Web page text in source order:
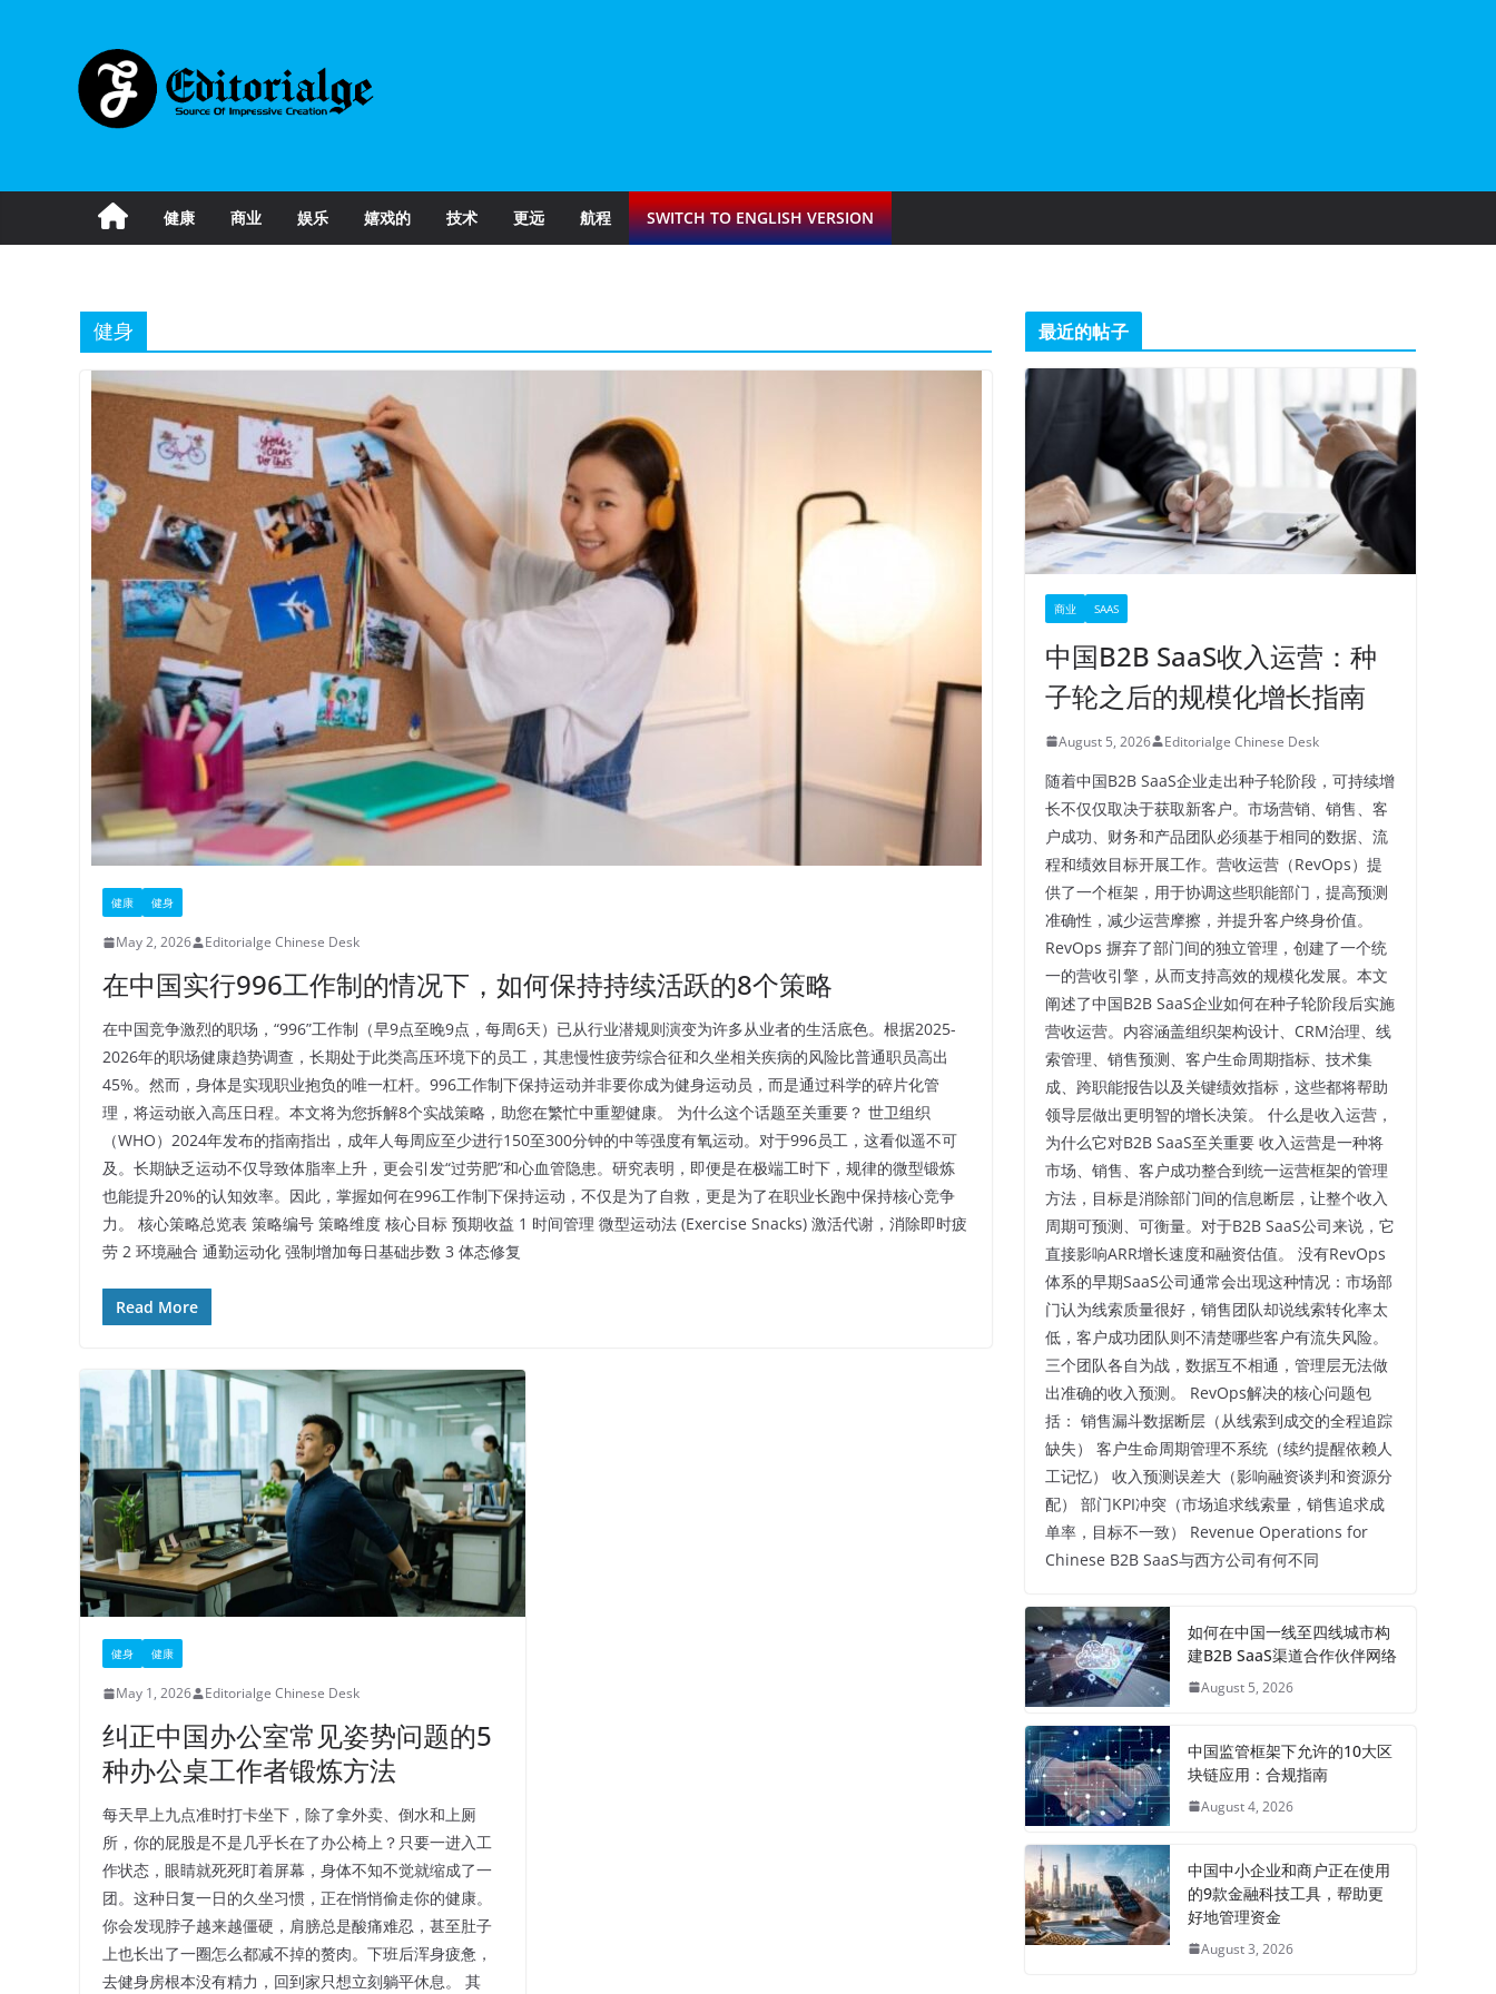
健康 商业 娱乐 嬉戏的 技术 更远 航程 SWITCH TO ENGLISH VERSION
健身
健康 健身
May 2, 2026 Editorialge Chinese Desk
在中国实行996工作制的情况下，如何保持持续活跃的8个策略
在中国竞争激烈的职场，“996”工作制（早9点至晚9点，每周6天）已从行业潜规则演变为许多从业者的生活底色。根据2025-
2026年的职场健康趋势调查，长期处于此类高压环境下的员工，其患慢性疲劳综合征和久坐相关疾病的风险比普通职员高出
45%。然而，身体是实现职业抱负的唯一杠杆。996工作制下保持运动并非要你成为健身运动员，而是通过科学的碎片化管
理，将运动嵌入高压日程。本文将为您拆解8个实战策略，助您在繁忙中重塑健康。 为什么这个话题至关重要？ 世卫组织
（WHO）2024年发布的指南指出，成年人每周应至少进行150至300分钟的中等强度有氧运动。对于996员工，这看似遥不可
及。长期缺乏运动不仅导致体脂率上升，更会引发“过劳肥”和心血管隐患。研究表明，即便是在极端工时下，规律的微型锻炼
也能提升20%的认知效率。因此，掌握如何在996工作制下保持运动，不仅是为了自救，更是为了在职业长跑中保持核心竞争
力。 核心策略总览表 策略编号 策略维度 核心目标 预期收益 1 时间管理 微型运动法 (Exercise Snacks) 激活代谢，消除即时疲
劳 2 环境融合 通勤运动化 强制增加每日基础步数 3 体态修复
Read More
健身 健康
May 1, 2026 Editorialge Chinese Desk
纠正中国办公室常见姿势问题的5
种办公桌工作者锻炼方法
每天早上九点准时打卡坐下，除了拿外卖、倒水和上厕
所，你的屁股是不是几乎长在了办公椅上？只要一进入工
作状态，眼睛就死死盯着屏幕，身体不知不觉就缩成了一
团。这种日复一日的久坐习惯，正在悄悄偷走你的健康。
你会发现脖子越来越僵硬，肩膀总是酸痛难忍，甚至肚子
上也长出了一圈怎么都减不掉的赘肉。下班后浑身疲惫，
去健身房根本没有精力，回到家只想立刻躺平休息。 其
最近的帖子
商业 SAAS
中国B2B SaaS收入运营：种
子轮之后的规模化增长指南
August 5, 2026 Editorialge Chinese Desk
随着中国B2B SaaS企业走出种子轮阶段，可持续增
长不仅仅取决于获取新客户。市场营销、销售、客
户成功、财务和产品团队必须基于相同的数据、流
程和绩效目标开展工作。营收运营（RevOps）提
供了一个框架，用于协调这些职能部门，提高预测
准确性，减少运营摩擦，并提升客户终身价值。
RevOps 摒弃了部门间的独立管理，创建了一个统
一的营收引擎，从而支持高效的规模化发展。本文
阐述了中国B2B SaaS企业如何在种子轮阶段后实施
营收运营。内容涵盖组织架构设计、CRM治理、线
索管理、销售预测、客户生命周期指标、技术集
成、跨职能报告以及关键绩效指标，这些都将帮助
领导层做出更明智的增长决策。 什么是收入运营，
为什么它对B2B SaaS至关重要 收入运营是一种将
市场、销售、客户成功整合到统一运营框架的管理
方法，目标是消除部门间的信息断层，让整个收入
周期可预测、可衡量。对于B2B SaaS公司来说，它
直接影响ARR增长速度和融资估值。 没有RevOps
体系的早期SaaS公司通常会出现这种情况：市场部
门认为线索质量很好，销售团队却说线索转化率太
低，客户成功团队则不清楚哪些客户有流失风险。
三个团队各自为战，数据互不相通，管理层无法做
出准确的收入预测。 RevOps解决的核心问题包
括： 销售漏斗数据断层（从线索到成交的全程追踪
缺失） 客户生命周期管理不系统（续约提醒依赖人
工记忆） 收入预测误差大（影响融资谈判和资源分
配） 部门KPI冲突（市场追求线索量，销售追求成
单率，目标不一致） Revenue Operations for
Chinese B2B SaaS与西方公司有何不同
如何在中国一线至四线城市构
建B2B SaaS渠道合作伙伴网络
August 5, 2026
中国监管框架下允许的10大区
块链应用：合规指南
August 4, 2026
中国中小企业和商户正在使用
的9款金融科技工具，帮助更
好地管理资金
August 3, 2026